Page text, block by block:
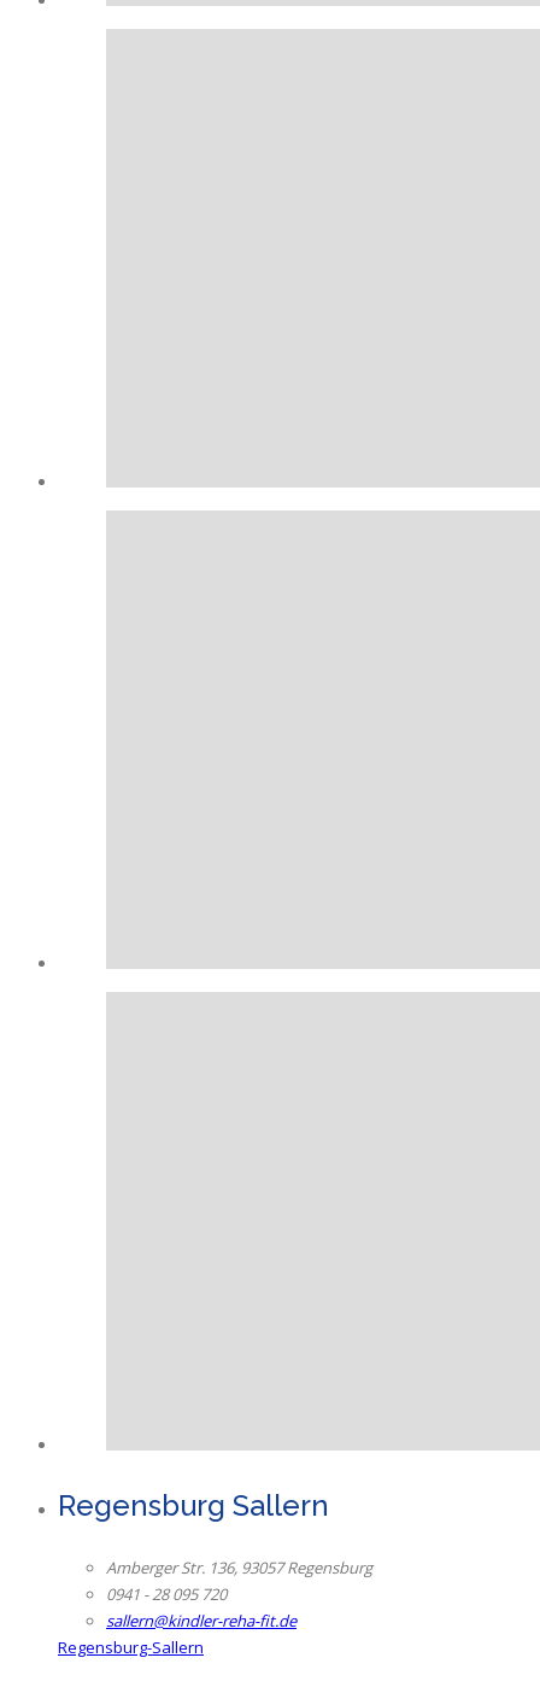
Regensburg Sallern
Amberger Str. 136, 93057 Regensburg
0941 - 28 095 720
sallern@kindler-reha-fit.de
Regensburg-Sallern